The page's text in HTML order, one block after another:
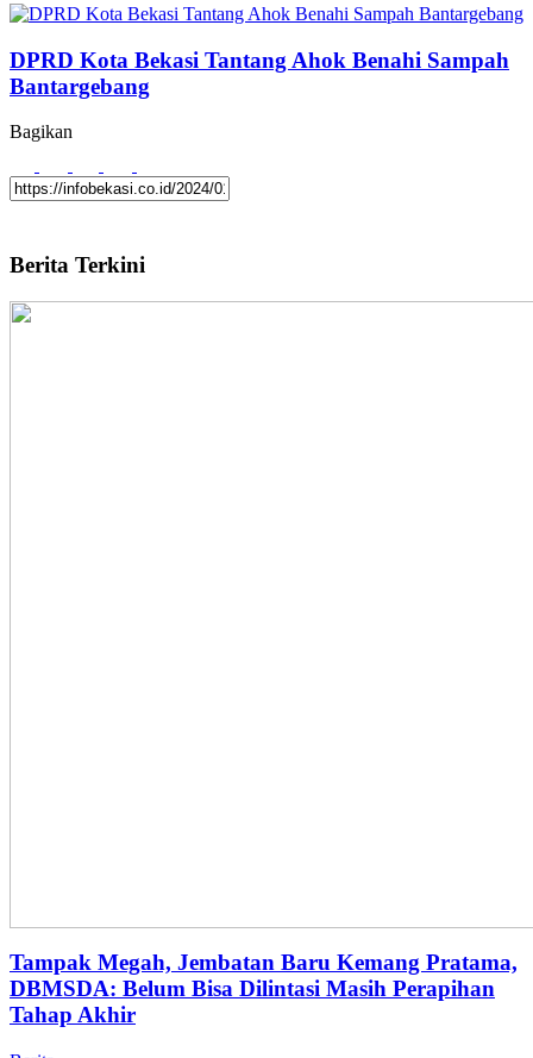
DPRD Kota Bekasi Tantang Ahok Benahi Sampah
Bantargebang
Bagikan
Berita Terkini
Tampak Megah, Jembatan Baru Kemang Pratama,
DBMSDA: Belum Bisa Dilintasi Masih Perapihan
Tahap Akhir